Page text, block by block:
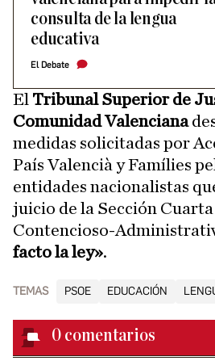
consulta de la lengua
educativa
El Debate
El Tribunal Superior de
Comunidad Valenciana
medidas solicitadas por
País Valencià y Famílies
entidades nacionalistas
juicio de la Sección Cuarta
Contencioso-
facto la ley».
TEMAS PSOE EDUCACIÓN
0 comentarios